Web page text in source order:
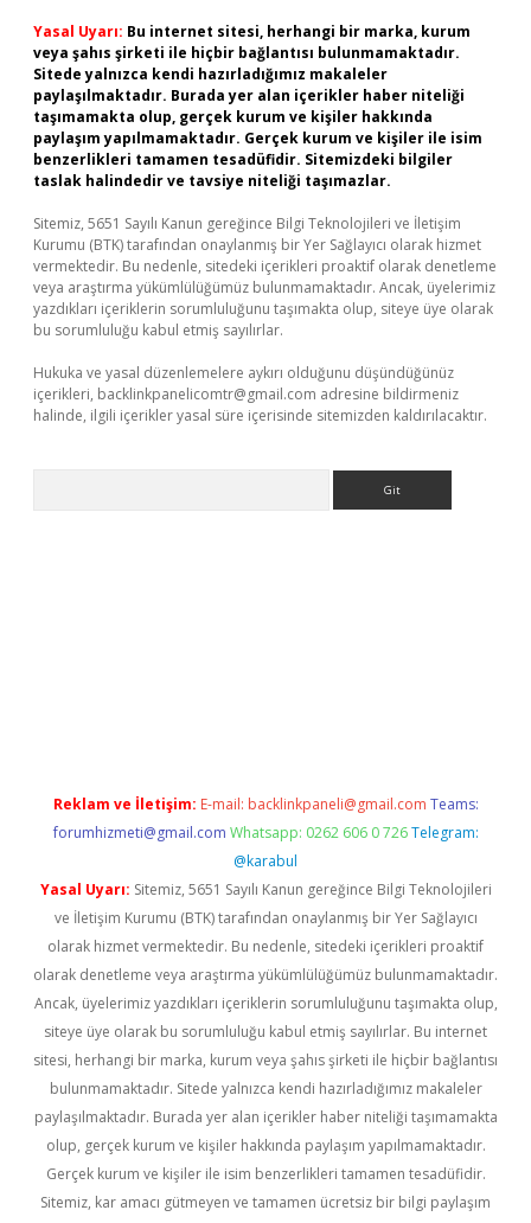
Yasal Uyarı: Bu internet sitesi, herhangi bir marka, kurum
veya şahıs şirketi ile hiçbir bağlantısı bulunmamaktadır.
Sitede yalnızca kendi hazırladığımız makaleler
paylaşılmaktadır. Burada yer alan içerikler haber niteliği
taşımamakta olup, gerçek kurum ve kişiler hakkında
paylaşım yapılmamaktadır. Gerçek kurum ve kişiler ile isim
benzerlikleri tamamen tesadüfidir. Sitemizdeki bilgiler
taslak halindedir ve tavsiye niteliği taşımazlar.
Sitemiz, 5651 Sayılı Kanun gereğince Bilgi Teknolojileri ve İletişim
Kurumu (BTK) tarafından onaylanmış bir Yer Sağlayıcı olarak hizmet
vermektedir. Bu nedenle, sitedeki içerikleri proaktif olarak denetleme
veya araştırma yükümlülüğümüz bulunmamaktadır. Ancak, üyelerimiz
yazdıkları içeriklerin sorumluluğunu taşımakta olup, siteye üye olarak
bu sorumluluğu kabul etmiş sayılırlar.
Hukuka ve yasal düzenlemelere aykırı olduğunu düşündüğünüz
içerikleri, backlinkpanelicomtr@gmail.com adresine bildirmeniz
halinde, ilgili içerikler yasal süre içerisinde sitemizden kaldırılacaktır.
Reklam ve İletişim: E-mail: backlinkpaneli@gmail.com Teams:
forumhizmeti@gmail.com Whatsapp: 0262 606 0 726 Telegram:
@karabul
Yasal Uyarı: Sitemiz, 5651 Sayılı Kanun gereğince Bilgi Teknolojileri
ve İletişim Kurumu (BTK) tarafından onaylanmış bir Yer Sağlayıcı
olarak hizmet vermektedir. Bu nedenle, sitedeki içerikleri proaktif
olarak denetleme veya araştırma yükümlülüğümüz bulunmamaktadır.
Ancak, üyelerimiz yazdıkları içeriklerin sorumluluğunu taşımakta olup,
siteye üye olarak bu sorumluluğu kabul etmiş sayılırlar. Bu internet
sitesi, herhangi bir marka, kurum veya şahıs şirketi ile hiçbir bağlantısı
bulunmamaktadır. Sitede yalnızca kendi hazırladığımız makaleler
paylaşılmaktadır. Burada yer alan içerikler haber niteliği taşımamakta
olup, gerçek kurum ve kişiler hakkında paylaşım yapılmamaktadır.
Gerçek kurum ve kişiler ile isim benzerlikleri tamamen tesadüfidir.
Sitemiz, kar amacı gütmeyen ve tamamen ücretsiz bir bilgi paylaşım